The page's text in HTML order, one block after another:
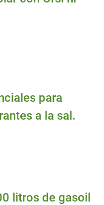
para
a la sal.
litros de gasoil